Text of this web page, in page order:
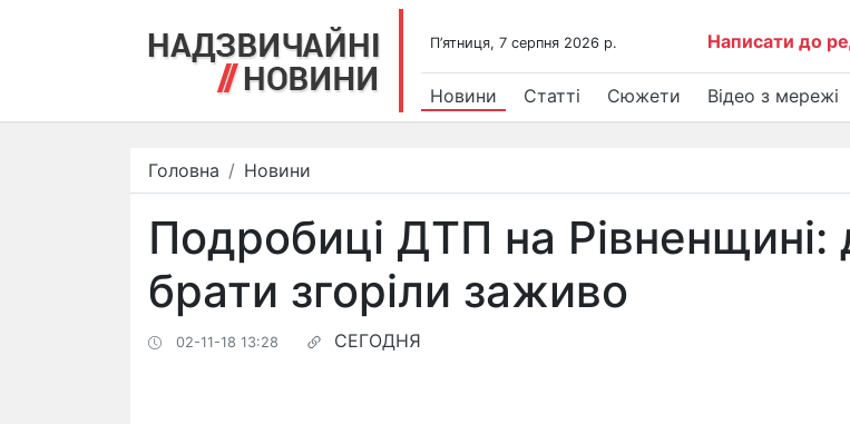
П’ятниця, 7 серпня 2026 р. Написати до
Новини Статті Сюжети Відео з мережі
Головна Новини
Подробиці ДТП на Рівненщині:
брати згоріли заживо
02-11-18 13:28 СЕГОДНЯ